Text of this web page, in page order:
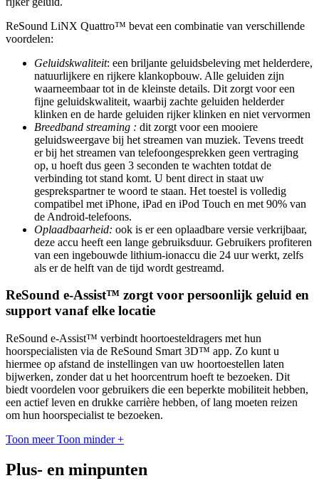
ReSound LiNX Quattro™ bevat een combinatie van verschillende
voordelen:
Geluidskwaliteit: een briljante geluidsbeleving met helderdere,
natuurlijkere en rijkere klankopbouw. Alle geluiden zijn
waarneembaar tot in de kleinste details. Dit zorgt voor een
fijne geluidskwaliteit, waarbij zachte geluiden helderder
klinken en de harde geluiden rijker klinken en niet vervormen
Breedband streaming : dit zorgt voor een mooiere
geluidsweergave bij het streamen van muziek. Tevens treedt
er bij het streamen van telefoongesprekken geen vertraging
op, u hoeft dus geen 3 seconden te wachten totdat de
verbinding tot stand komt. U bent direct in staat uw
gesprekspartner te woord te staan. Het toestel is volledig
compatibel met iPhone, iPad en iPod Touch en met 90% van
de Android-telefoons.
Oplaadbaarheid: ook is er een oplaadbare versie verkrijbaar,
deze accu heeft een lange gebruiksduur. Gebruikers profiteren
van een ingebouwde lithium-ionaccu die 24 uur werkt, zelfs
als er de helft van de tijd wordt gestreamd.
ReSound e-Assist™ zorgt voor persoonlijk geluid en
support vanaf elke locatie
ReSound e-Assist™ verbindt hoortoesteldragers met hun
hoorspecialisten via de ReSound Smart 3D™ app. Zo kunt u
hiermee op afstand de instellingen van uw hoortoestellen laten
bijwerken, zonder dat u het hoorcentrum hoeft te bezoeken. Dit
biedt voordelen voor gebruikers die een beperkte mobiliteit hebben,
een actief leven en drukke carrière hebben, of lang moeten reizen
om hun hoorspecialist te bezoeken.
Toon meer Toon minder +
Plus- en minpunten